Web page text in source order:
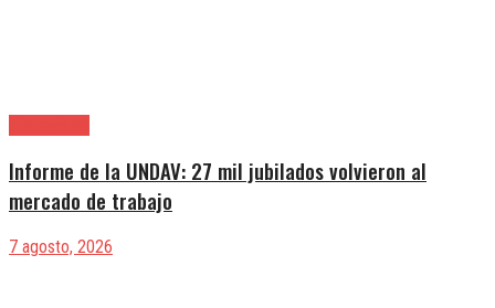
Informe de la UNDAV: 27 mil jubilados volvieron al
mercado de trabajo
7 agosto, 2026